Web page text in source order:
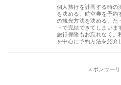
個人旅行を計画する時の
を決める、航空券を予
の観光方法を決める。た
トで完結できてしまい
旅行保険もお忘れなく。
を中心に予約方法を紹介
スポンサー